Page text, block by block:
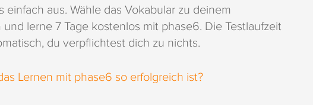
einfach aus. Wähle das Vokabular zu deinem
lerne 7 Tage kostenlos mit phase6. Die Testlaufzeit
du verpflichtest dich zu nichts.
Lernen mit phase6 so erfolgreich ist?